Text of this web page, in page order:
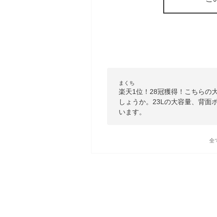
まくち
楽天1位！28冠獲得！こちらの
しょうか。23Lの大容量、背面
います。
全